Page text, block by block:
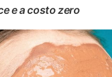
e a costo zero